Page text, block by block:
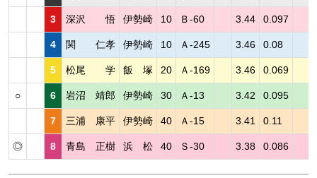
3 深沢 悟 伊勢崎 10 Ｂ-60 3.44 0.097
4 関 仁孝 伊勢崎 10 Ａ-245 3.46 0.08
5 松尾 学 飯 塚 20 Ａ-169 3.46 0.069
○ 6 岩沼 靖郎 伊勢崎 30 Ａ-13 3.42 0.095
7 三浦 康平 伊勢崎 40 Ａ-15 3.41 0.11
◎ 8 青島 正樹 浜 松 40 Ｓ-30 3.38 0.086